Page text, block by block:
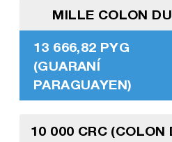
MILLE COLON
13 666,82 PYG
(GUARANÍ
PARAGUAYEN)
10 000 CRC (COLON